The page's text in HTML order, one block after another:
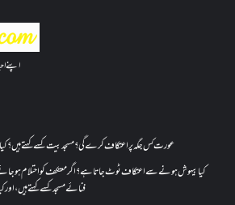
اپنے
عورت کس جگہ پر اعتکاف کرے گی؟مسجد بیت کسے کہتے ہیں؟کیا
کیا بیہوش ہونے سے اعتکاف ٹوٹ جاتا ہے؟ اگر معتکف کو احتلام ہو
فنائے مسجد کسے کہتے ہیں ،